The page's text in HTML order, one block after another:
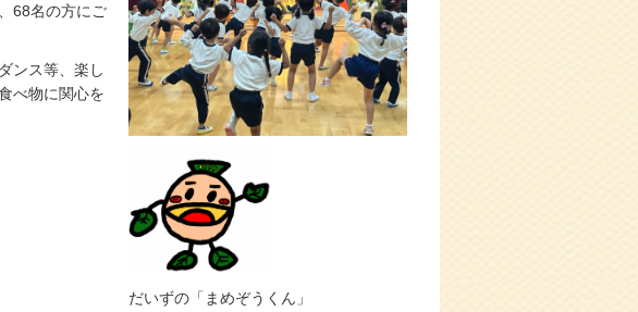
68名の方にご
ンス等、楽し
べ物に関心を
だいずの「まめぞうくん」